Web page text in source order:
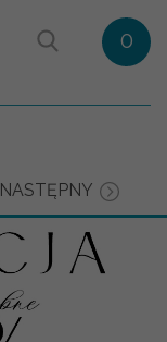
0
NASTĘPNY